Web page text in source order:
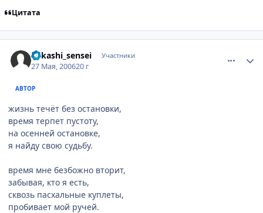
Цитата
Kakashi_sensei Участники
27 Мая, 200620 г
АВТОР
жизнь течёт без остановки,
время терпет пустоту,
на осенней остановке,
я найду свою судьбу.
время мне безбожно вторит,
забывая, кто я есть,
сквозь пасхальные куплеты,
пробивает мой ручей.